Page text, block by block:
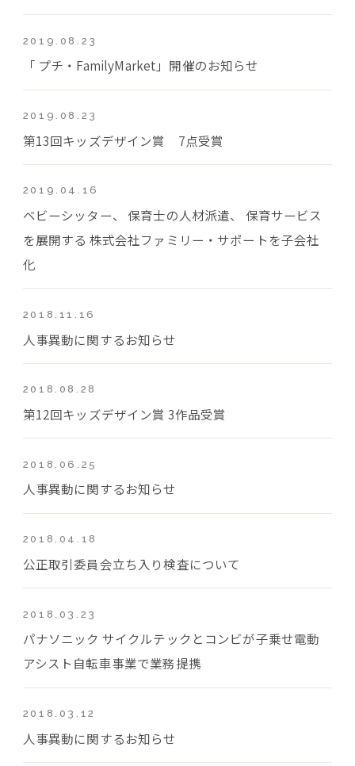
2019.08.23
「 プチ・FamilyMarket」開催のお知らせ
2019.08.23
第13回キッズデザイン賞 7点受賞
2019.04.16
ベビーシッター、 保育士の人材派遣、 保育サービス
を展開する 株式会社ファミリー・サポートを子会社
化
2018.11.16
人事異動に関するお知らせ
2018.08.28
第12回キッズデザイン賞 3作品受賞
2018.06.25
人事異動に関するお知らせ
2018.04.18
公正取引委員会立ち入り検査について
2018.03.23
パナソニック サイクルテックとコンビが子乗せ電動
アシスト自転車事業で業務提携
2018.03.12
人事異動に関するお知らせ